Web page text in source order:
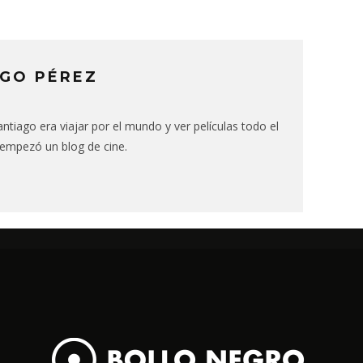
PÉREZ
era viajar por el mundo y ver películas todo el
un blog de cine.